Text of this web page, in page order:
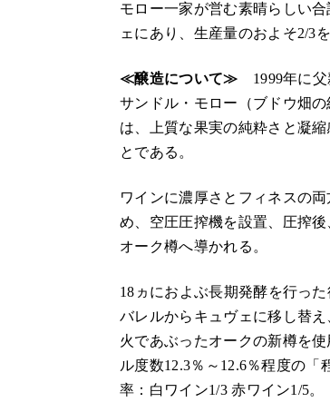
モロー一家が営む素晴らしい
ェにあり、生産量のおよそ2/3
≪醸造について≫ 1999年に父
サンドル・モロー（ブドウ畑
は、上質な果実の純粋さと凝
とである。
ワインに濃厚さとフィネスの
め、空圧圧搾機を設置、圧搾
オーク樽へ導かれる。
18ヵにおよぶ長期発酵を行っ
バレルからキュヴェに移し替
火であぶったオークの新樽を
ル度数12.3％～12.6％程度の
率：白ワイン1/3 赤ワイン1/5。